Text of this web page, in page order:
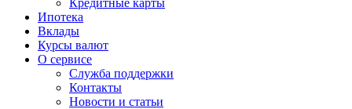
Кредитные карты
Ипотека
Вклады
Курсы валют
О сервисе
Служба поддержки
Контакты
Новости и статьи